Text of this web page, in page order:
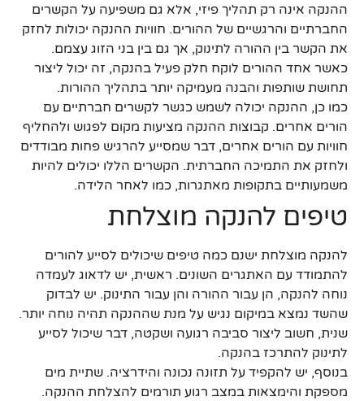
ההנקה אינה רק תהליך פיזי, אלא גם משפיעה על הקשרים
החברתיים והרגשיים של ההורים. חוויות ההנקה יכולות לחזק
את הקשר בין ההורה לתינוק, אך גם בין בני הזוג עצמם.
כאשר אחד ההורים לוקח חלק פעיל בהנקה, זה יכול ליצור
תחושת שותפות והבנה מעמיקה יותר בתהליך ההורות.
כמו כן, ההנקה יכולה לשמש כגשר לקשרים חברתיים עם
הורים אחרים. קבוצות ההנקה מציעות מקום לפגוש ולהחליף
חוויות עם הורים אחרים, דבר שמסייע להרגיש פחות מבודדים
ולחזק את התמיכה החברתית. הקשרים הללו יכולים להיות
משמעותיים בתקופות מאתגרות, כמו לאחר הלידה.
טיפים להנקה מוצלחת
להנקה מוצלחת ישנם כמה טיפים שיכולים לסייע להורים
להתמודד עם האתגרים השונים. ראשית, יש לדאוג לעמדה
נוחה להנקה, הן עבור ההורה והן עבור התינוק. יש לבדוק
שהשד נמצא במיקום נגיש על מנת שההנקה תהיה נוחה יותר.
שנית, חשוב ליצור סביבה רגועה ושקטה, דבר שיכול לסייע
לתינוק להתרכז בהנקה.
בנוסף, יש להקפיד על תזונה נכונה והידרציה. שתיית מים
מספקת והימצאות במצב רגוע תורמים להצלחת ההנקה.